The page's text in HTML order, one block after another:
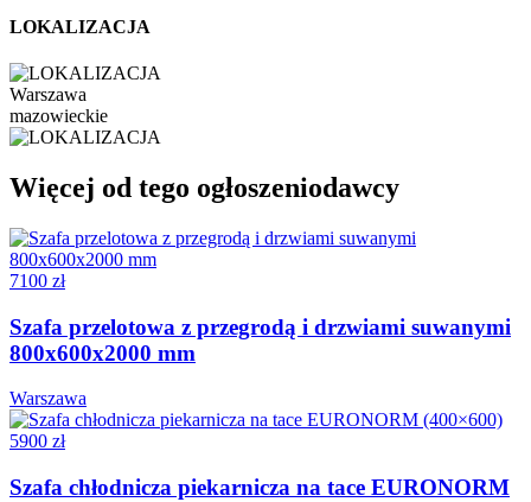
LOKALIZACJA
Warszawa
mazowieckie
Więcej od tego ogłoszeniodawcy
7100 zł
Szafa przelotowa z przegrodą i drzwiami suwanymi
800x600x2000 mm
Warszawa
5900 zł
Szafa chłodnicza piekarnicza na tace EURONORM